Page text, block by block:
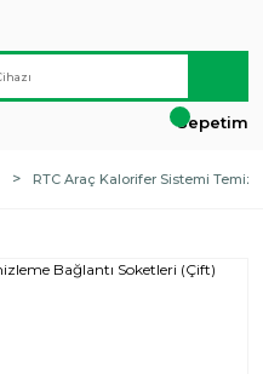
Sepetim
RTC Araç Kalorifer Sistemi